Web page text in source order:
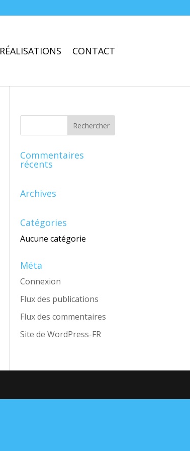
RÉALISATIONS CONTACT
Commentaires
récents
Archives
Catégories
Aucune catégorie
Méta
Connexion
Flux des publications
Flux des commentaires
Site de WordPress-FR